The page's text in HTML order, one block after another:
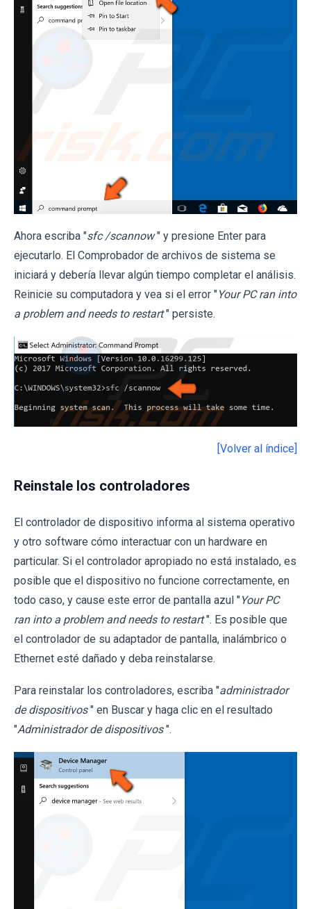
Ahora escriba "sfc /scannow " y presione Enter para
ejecutarlo. El Comprobador de archivos de sistema se
iniciará y debería llevar algún tiempo completar el análisis.
Reinicie su computadora y vea si el error "Your PC ran into
a problem and needs to restart " persiste.
[Volver al índice]
Reinstale los controladores
El controlador de dispositivo informa al sistema operativo
y otro software cómo interactuar con un hardware en
particular. Si el controlador apropiado no está instalado, es
posible que el dispositivo no funcione correctamente, en
todo caso, y cause este error de pantalla azul "Your PC
ran into a problem and needs to restart ". Es posible que
el controlador de su adaptador de pantalla, inalámbrico o
Ethernet esté dañado y deba reinstalarse.
Para reinstalar los controladores, escriba "administrador
de dispositivos " en Buscar y haga clic en el resultado
"Administrador de dispositivos ".